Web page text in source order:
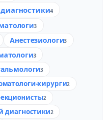
4
3
Анестезиологи3
3
3
хирурги2
2
диагностики2